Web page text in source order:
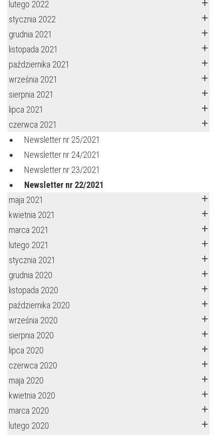
lutego 2022
stycznia 2022
grudnia 2021
listopada 2021
października 2021
września 2021
sierpnia 2021
lipca 2021
czerwca 2021
Newsletter nr 25/2021
Newsletter nr 24/2021
Newsletter nr 23/2021
Newsletter nr 22/2021
maja 2021
kwietnia 2021
marca 2021
lutego 2021
stycznia 2021
grudnia 2020
listopada 2020
października 2020
września 2020
sierpnia 2020
lipca 2020
czerwca 2020
maja 2020
kwietnia 2020
marca 2020
lutego 2020